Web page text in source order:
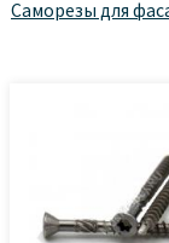
Саморезы для